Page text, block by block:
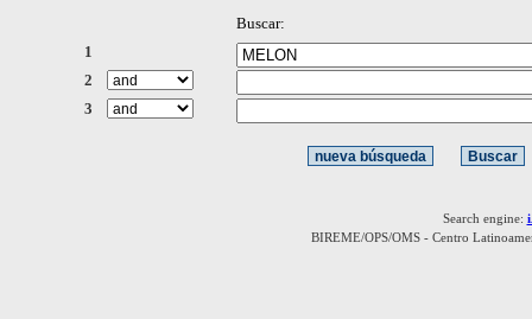
Buscar:
1
2
3
Search engine:
BIREME/OPS/OMS - Centro